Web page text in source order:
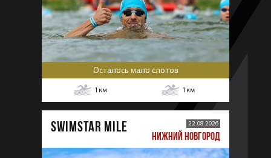
Осталось мало слотов
1 км 1 км
SWIMSTAR MILE 22.08.2026
НИЖНИЙ НОВГОРОД